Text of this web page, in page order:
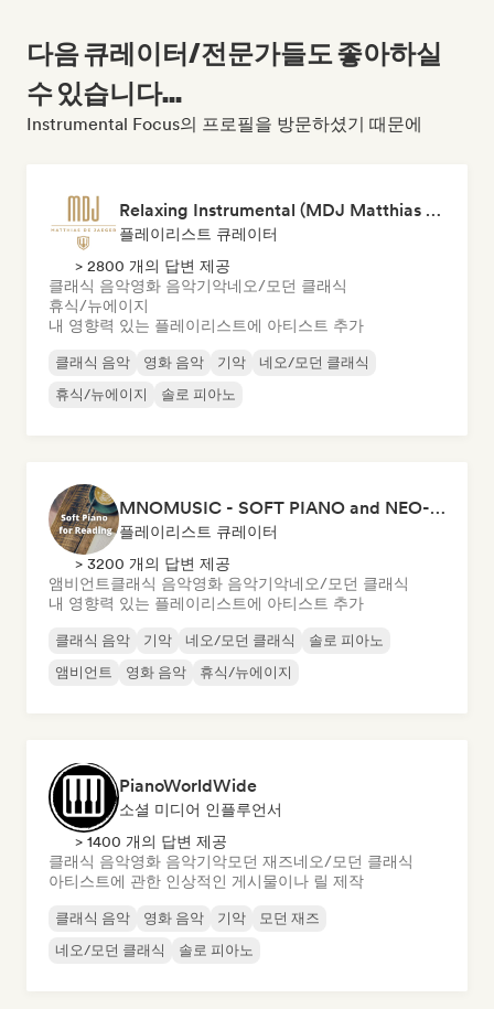
다음 큐레이터/전문가들도 좋아하실
수 있습니다...
Instrumental Focus의 프로필을 방문하셨기 때문에
Relaxing Instrumental (MDJ Matthias De Jaeger)
플레이리스트 큐레이터
> 2800 개의 답변 제공
클래식 음악영화 음악기악네오/모던 클래식
휴식/뉴에이지
내 영향력 있는 플레이리스트에 아티스트 추가
클래식 음악 영화 음악 기악
네오/모던 클래식
휴식/뉴에이지
솔로 피아노
MNOMUSIC - SOFT PIANO and NEO-CLASSICAL
플레이리스트 큐레이터
> 3200 개의 답변 제공
앰비언트클래식 음악영화 음악기악네오/모던 클래식
내 영향력 있는 플레이리스트에 아티스트 추가
클래식 음악 기악 네오/모던 클래식
솔로 피아노
앰비언트
영화 음악 휴식/뉴에이지
PianoWorldWide
소셜 미디어 인플루언서
> 1400 개의 답변 제공
클래식 음악영화 음악기악모던 재즈네오/모던 클래식
아티스트에 관한 인상적인 게시물이나 릴 제작
클래식 음악 영화 음악 기악
모던 재즈
네오/모던 클래식
솔로 피아노